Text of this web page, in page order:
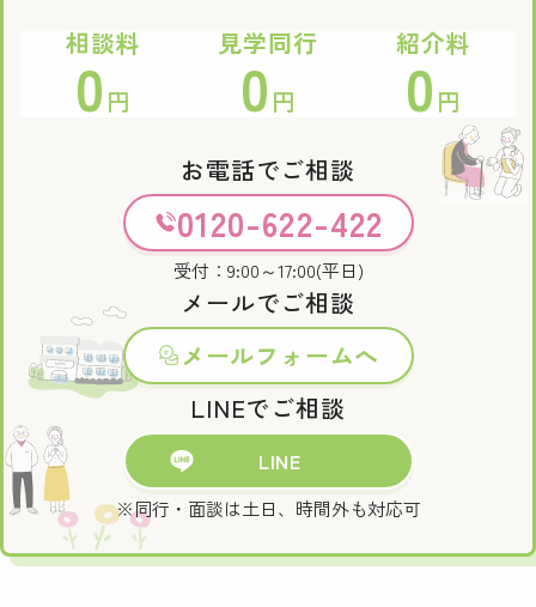
相談料
0 円
見学同行
0 円
紹介料
0 円
お電話でご相談
0120-622-422
受付：9:00～17:00(平日)
メールでご相談
メールフォームへ
LINEでご相談
LINE
※同行・面談は土日、時間外も対応可